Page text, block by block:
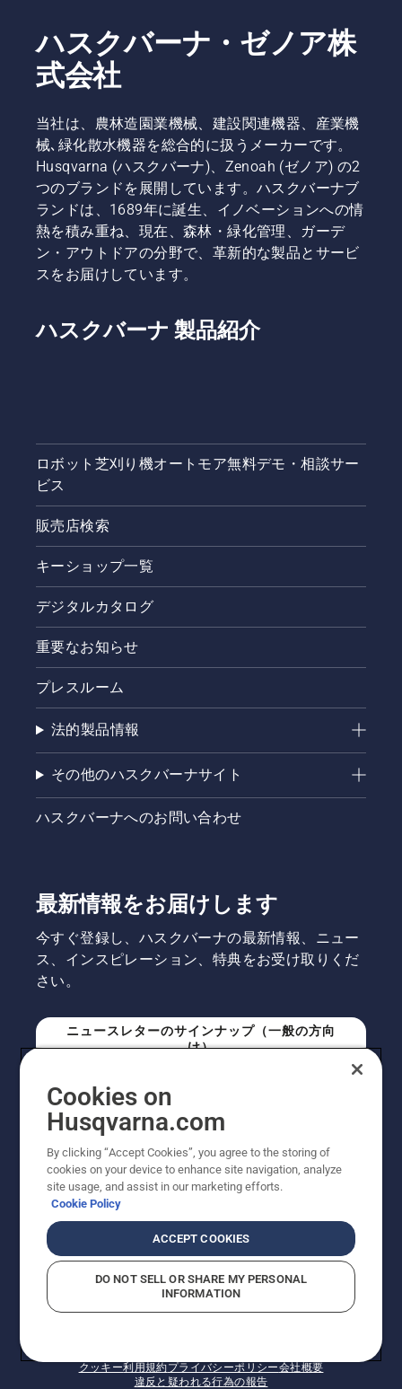
ハスクバーナ・ゼノア株
式会社
当社は、農林造園業機械、建設関連機器、産業機
械､緑化散水機器を総合的に扱うメーカーです。
Husqvarna (ハスクバーナ)、Zenoah (ゼノア) の2
つのブランドを展開しています。ハスクバーナブ
ランドは、1689年に誕生、イノベーションへの情
熱を積み重ね、現在、森林・緑化管理、ガーデ
ン・アウトドアの分野で、革新的な製品とサービ
スをお届けしています。
ハスクバーナ 製品紹介
ロボット芝刈り機オートモア無料デモ・相談サー
ビス
販売店検索
キーショップ一覧
デジタルカタログ
重要なお知らせ
プレスルーム
法的製品情報
その他のハスクバーナサイト
ハスクバーナへのお問い合わせ
最新情報をお届けします
今すぐ登録し、ハスクバーナの最新情報、ニュー
ス、インスピレーション、特典をお受け取りくだ
さい。
ニュースレターのサインナップ（一般の方向
け）
ニュースレターのサインアップ（プロの方向
け）
© Husqvarna AB (publ). All rights reserved. 表示価格
は、メーカー希望小売価格 (税込) です。掲載写真は一部
クッキー利用規約プライバシーポリシー会社概要
違反と疑われる行為の報告
Cookies on
Husqvarna.com
By clicking “Accept Cookies”, you agree to the storing of
cookies on your device to enhance site navigation, analyze
site usage, and assist in our marketing efforts.
Cookie Policy
ACCEPT COOKIES
DO NOT SELL OR SHARE MY PERSONAL
INFORMATION